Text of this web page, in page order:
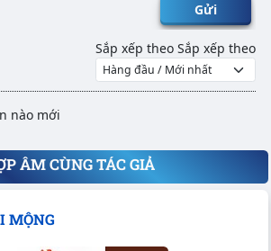
Gửi
Sắp xếp theo Sắp xếp theo
nào mới
ÂM CÙNG TÁC GIẢ
MỘNG